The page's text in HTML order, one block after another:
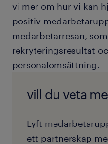
vi mer om hur vi kan
positiv
medarbetarresan,
rekryteringsresultat
personalomsättning.
vill du veta
Lyft
ett partnerskap